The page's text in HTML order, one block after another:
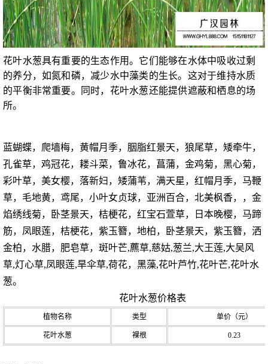
花叶水葱具有重要的生态作用。它们能够在水体中吸收过剩
的养分，如氮和磷，减少水中藻类的生长。这对于维持水质
的平衡非常重要。同时，花叶水葱还能提供遮蔽和栖息的场
所。
蓝蝴蝶，爬墙梅，黄帽月季，胭脂红景天，狼尾草，矮牵牛，
孔雀草，鸡冠花，耧斗菜，鲁冰花，菖蒲，金鸡菊，黑心菊，
彩叶草，美女樱，落新妇，矮蒲苇，满天星，红帽月季，马鞭
草，毛地黄，鸢尾，小叶女贞球，亚洲百合，北美枫香，，金
焰绣线菊，卧茎景天，桔梗花，红宝石萱草，日本晚樱，马蹄
筋，凤眼莲，桔梗花，紫玉簪，地柏，卧茎景天，紫玉簪，洒
金柏，水腊，肥皂草，斑叶芒,藨草,慈姑,葱兰,大王莲,大吴风
草,灯心草,凤眼莲,旱伞草,荷花，黑藻,花叶芦竹,花叶芒,花叶水
葱。
花叶水葱价格表
植物名称 类型 单价（元）
花叶水葱 裸根 0.23